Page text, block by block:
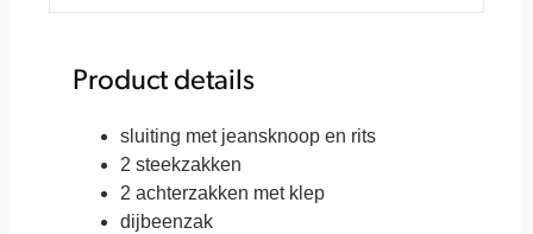
Product details
sluiting met jeansknoop en rits
2 steekzakken
2 achterzakken met klep
dijbeenzak